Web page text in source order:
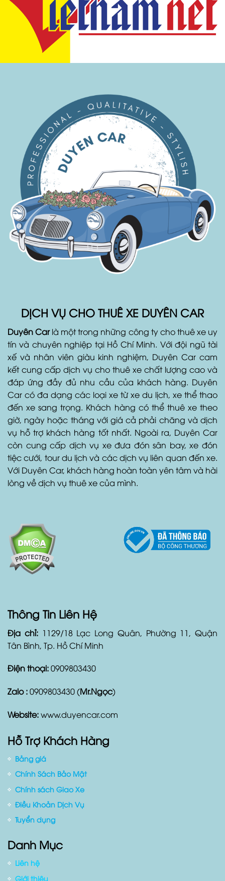
DỊCH VỤ CHO THUÊ XE DUYÊN CAR
Duyên Carlà một trong những công ty cho thuê xe uy
tín và chuyên nghiệp tại Hồ Chí Minh. Với đội ngũ tài
xế và nhân viên giàu kinh nghiệm, Duyên Car cam
kết cung cấp dịch vụ cho thuê xe chất lượng cao và
đáp ứng đầy đủ nhu cầu của khách hàng. Duyên
Car có đa dạng các loại xe từ xe du lịch, xe thể thao
đến xe sang trọng. Khách hàng có thể thuê xe theo
giờ, ngày hoặc tháng với giá cả phải chăng và dịch
vụ hỗ trợ khách hàng tốt nhất. Ngoài ra, Duyên Car
còn cung cấp dịch vụ xe đưa đón sân bay, xe đón
tiệc cưới, tour du lịch và các dịch vụ liên quan đến xe.
Với Duyên Car, khách hàng hoàn toàn yên tâm và hài
lòng về dịch vụ thuê xe của mình.
Thông Tin Liên Hệ
Địa chỉ: 1129/18 Lạc Long Quân, Phường 11, Quận
Tân Bình, Tp. Hồ Chí Minh
Điện thoại:0909803430
Zalo :0909803430 (Mr.Ngọc)
Website:www.duyencar.com
Hỗ Trợ Khách Hàng
Bảng giá
Chính Sách Bảo Mật
Chính sách Giao Xe
Điều Khoản Dịch Vụ
Tuyển dụng
Danh Mục
Liên hệ
Giới thiệu